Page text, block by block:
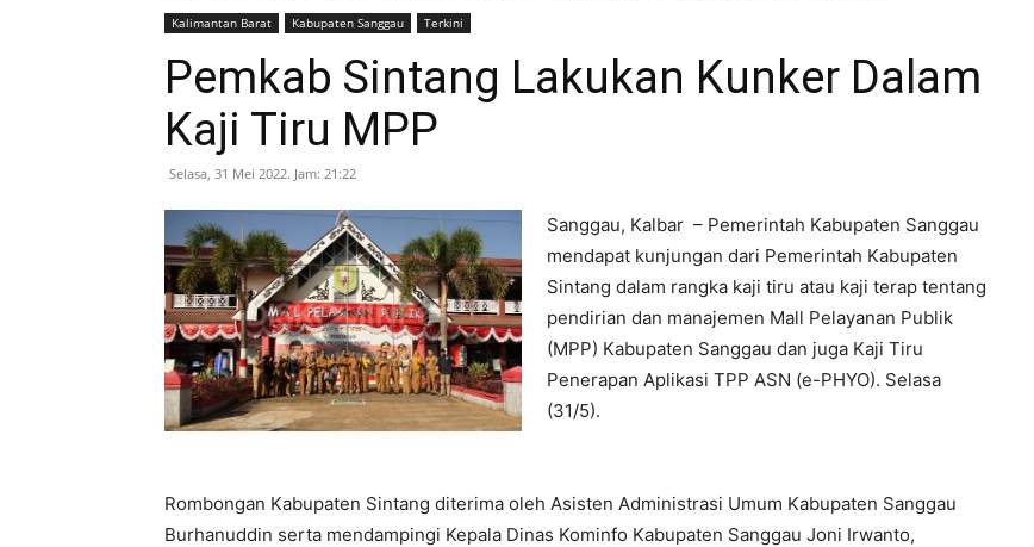
Kalimantan Barat Kabupaten Sanggau Terkini
Pemkab Sintang Lakukan Kunker Dalam
Kaji Tiru MPP
Selasa, 31 Mei 2022. Jam: 21:22
Sanggau, Kalbar – Pemerintah Kabupaten Sanggau
mendapat kunjungan dari Pemerintah Kabupaten
Sintang dalam rangka kaji tiru atau kaji terap tentang
pendirian dan manajemen Mall Pelayanan Publik
(MPP) Kabupaten Sanggau dan juga Kaji Tiru
Penerapan Aplikasi TPP ASN (e-PHYO). Selasa
(31/5).
Rombongan Kabupaten Sintang diterima oleh Asisten Administrasi Umum Kabupaten Sanggau
Burhanuddin serta mendampingi Kepala Dinas Kominfo Kabupaten Sanggau Joni Irwanto,